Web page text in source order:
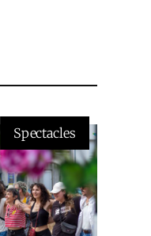
Spectacles